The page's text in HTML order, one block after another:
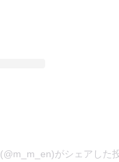
(@m_m_en)がシェアした